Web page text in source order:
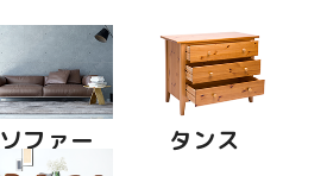
ソファー タンス